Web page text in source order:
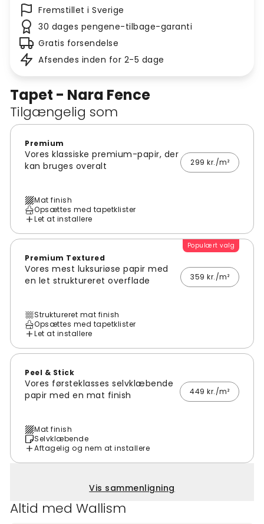
Tapet - Nara Fence
Tilgængelig som
Premium
Vores klassiske premium-papir, der
kan bruges overalt
299 kr./m²
Mat finish
Opsættes med tapetklister
Let at installere
Populært valg
Premium Textured
Vores mest luksuriøse papir med
en let struktureret overflade
359 kr./m²
Struktureret mat finish
Opsættes med tapetklister
Let at installere
Peel & Stick
Vores førsteklasses selvklæbende
papir med en mat finish
449 kr./m²
Mat finish
Selvklæbende
Aftagelig og nem at installere
Vis sammenligning
Altid med Wallism
Fremstillet i Sverige
30 dages pengene-tilbage-garanti
Gratis forsendelse
Afsendes inden for 2-5 dage